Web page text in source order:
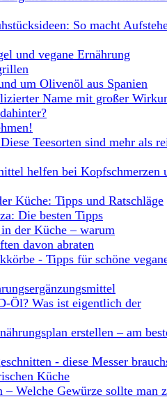
So macht
und vegane Ernährung
um Olivenöl aus Spanien
Name mit großer
Teesorten sind mehr als
helfen bei Kopfschmerzen
Küche: Tipps und Ratschläge
Die besten Tipps
der Küche – warum
davon abraten
- Tipps für schöne
Öl? Was ist eigentlich der
erstellen – am
- diese Messer
Küche
– Welche Gewürze sollte man